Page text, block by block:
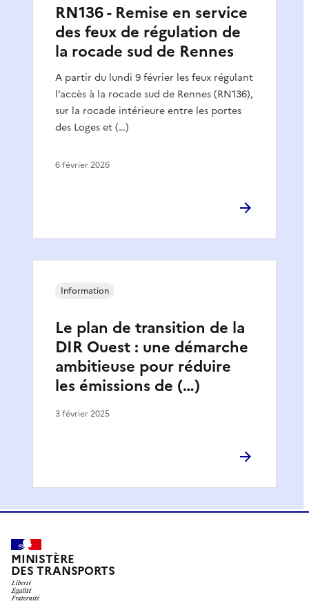
RN136 - Remise en service
des feux de régulation de
la rocade sud de Rennes
A partir du lundi 9 février les feux régulant
l’accès à la rocade sud de Rennes (RN136),
sur la rocade intérieure entre les portes
des Loges et (…)
6 février 2026
Le plan de transition de la
DIR Ouest : une démarche
ambitieuse pour réduire
les émissions de (…)
Information
3 février 2025
MINISTÈRE
DES TRANSPORTS